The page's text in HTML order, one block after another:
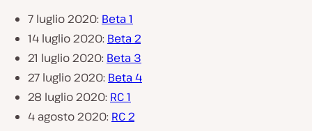
7 luglio 2020: Beta 1
14 luglio 2020: Beta 2
21 luglio 2020: Beta 3
27 luglio 2020: Beta 4
28 luglio 2020: RC 1
4 agosto 2020: RC 2